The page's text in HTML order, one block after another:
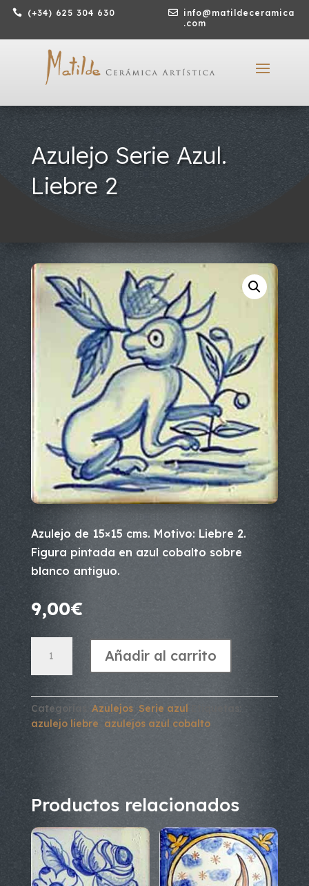
 (+34) 625 304 630 
info@matildeceramica
.com
Azulejo Serie Azul.
Liebre 2
Azulejo de 15×15 cms. Motivo: Liebre 2.
Figura pintada en azul cobalto sobre
blanco antiguo.
9,00€
Serie
Azul.
2
cantidad
Añadir al carrito
Categorías: Azulejos, Serie azul
azulejo liebre azulejos azul cobalto
Productos relacionados